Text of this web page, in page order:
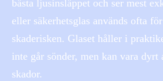
bästa ljusinsläppet och ser mest
eller säkerhetsglas används ofta
skaderisken. Glaset håller i
inte går sönder, men kan vara dyrt
skador.